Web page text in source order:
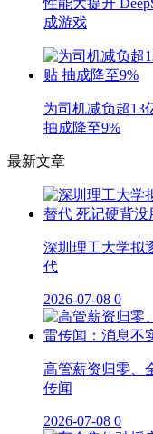
成游戏
为司机减负超13
抽成降至9%
最新文章
深圳理工大学拟
代
2026-07-08 0
高管薪资归零、
传闻
2026-07-08 0